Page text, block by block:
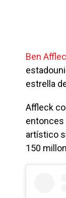
Ben
estrella
Affleck
entonces
artístico
150